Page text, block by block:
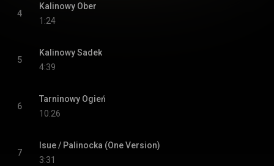
4
Kalinowy Ober
1:24
5
Kalinowy Sadek
4:39
6
Tarninowy Ogień
10:26
7
Isue / Palinocka (One Version)
3:31